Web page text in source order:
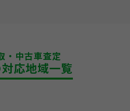
・中古車査定
応地域一覧